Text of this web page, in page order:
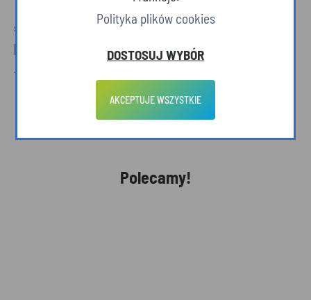
SPRAWDŹ RÓWNIEŻ
Powiązane tagi
FESTIWAL PRODUKTÓW PODKARPACKICH
Polecamy!
Polityka plików cookies
DOSTOSUJ WYBÓR
AKCEPTUJE WSZYSTKIE